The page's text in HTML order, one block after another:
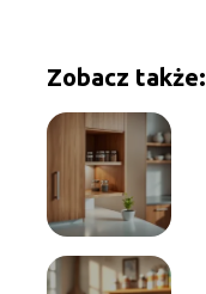
Zobacz także: